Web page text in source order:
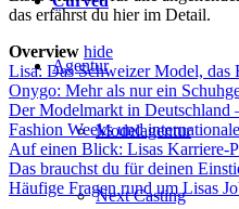
Agentur
Modelagentur
Next Casting
das erfährst du hier im Detail.
Overview hide
Lisa: Das Schweizer Model, das
Onygo: Mehr als nur ein
Der Modelmarkt in Deutschland
Fashion Weeks und
Auf einen Blick: Lisas Karriere-
Das brauchst du für deinen
Häufige Fragen rund um Lisas